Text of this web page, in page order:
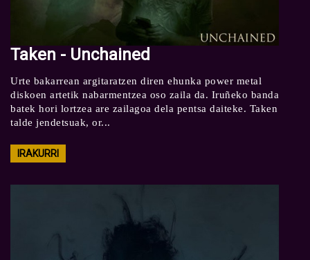
Taken - Unchained
Urte bakarrean argitaratzen diren ehunka power metal
diskoen artetik nabarmentzea oso zaila da. Iruñeko banda
batek hori lortzea are zailagoa dela pentsa daiteke. Taken
talde jendetsuak, or...
IRAKURRI